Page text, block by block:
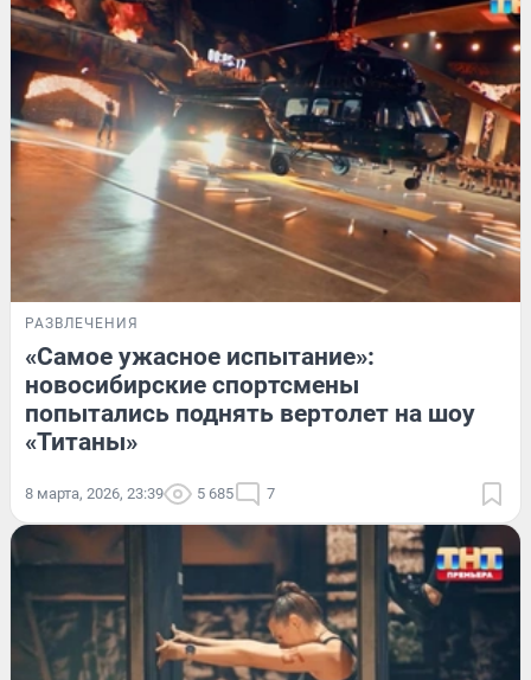
РАЗВЛЕЧЕНИЯ
«Самое ужасное испытание»:
новосибирские спортсмены
попытались поднять вертолет на шоу
«Титаны»
8 марта, 2026, 23:39 5 685 7